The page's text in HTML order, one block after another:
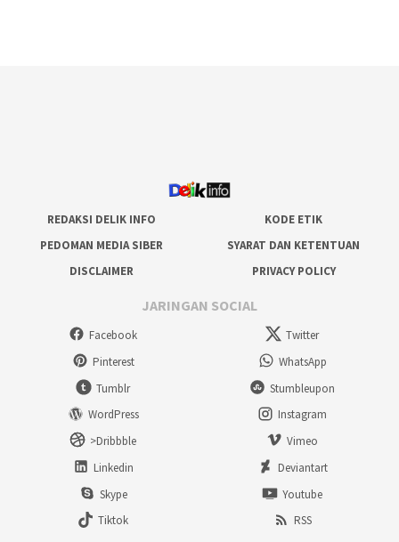
REDAKSI DELIK INFO
KODE ETIK
PEDOMAN MEDIA SIBER
SYARAT DAN KETENTUAN
DISCLAIMER
PRIVACY POLICY
JARINGAN SOCIAL
Facebook
Twitter
Pinterest
WhatsApp
Tumblr
Stumbleupon
WordPress
Instagram
>Dribbble
Vimeo
Linkedin
Deviantart
Skype
Youtube
Tiktok
RSS